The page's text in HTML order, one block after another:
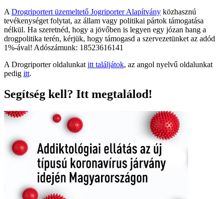
A Drogriportert üzemeltető Jogriporter Alapítvány közhasznú
tevékenységet folytat, az állam vagy politikai pártok támogatása
nélkül. Ha szeretnéd, hogy a jövőben is legyen egy józan hang a
drogpolitika terén, kérjük, hogy támogasd a szervezetünket az adód
1%-ával! Adószámunk: 18523616141
A Drogriporter oldalunkat itt találjátok, az angol nyelvű oldalunkat
pedig itt.
Segítség kell? Itt megtalálod!